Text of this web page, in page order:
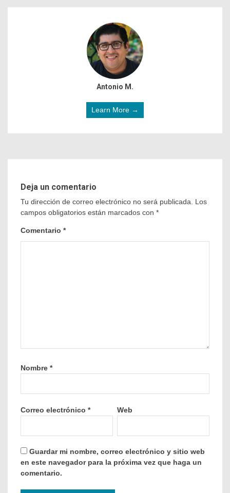
Antonio M.
Learn More →
Deja un comentario
Tu dirección de correo electrónico no será publicada.
Los
campos obligatorios están marcados con *
Comentario *
Nombre *
Correo electrónico * Web
Guardar mi nombre, correo electrónico y sitio web
en este navegador para la próxima vez que haga un
comentario.